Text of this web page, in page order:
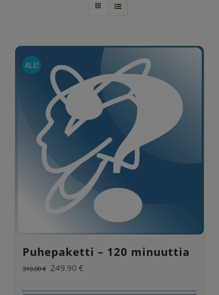
ALE!
Puhepaketti – 120 minuuttia
310.00€ Alkuperäinen
249.90 €